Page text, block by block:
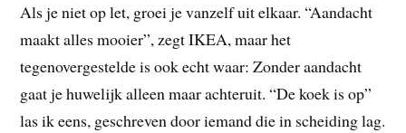
Als je niet op let, groei je vanzelf uit elkaar. “Aandacht
maakt alles mooier”, zegt IKEA, maar het
tegenovergestelde is ook echt waar: Zonder aandacht
gaat je huwelijk alleen maar achteruit. “De koek is op”
las ik eens, geschreven door iemand die in scheiding lag.